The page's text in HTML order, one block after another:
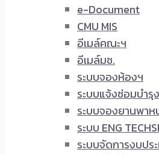
e-Document
CMU MIS
อีเมล์คณะฯ
อีเมล์มช.
ระบบจองห้องฯ
ระบบแจ้งซ่อมบำรุ
ระบบจองยานพาห
ระบบ ENG
ระบบจัดการงบปร